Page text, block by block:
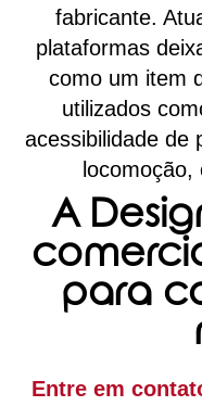
fabricante.
plataformas
como um item
utilizados
acessibilidade de
A
para
Entre em